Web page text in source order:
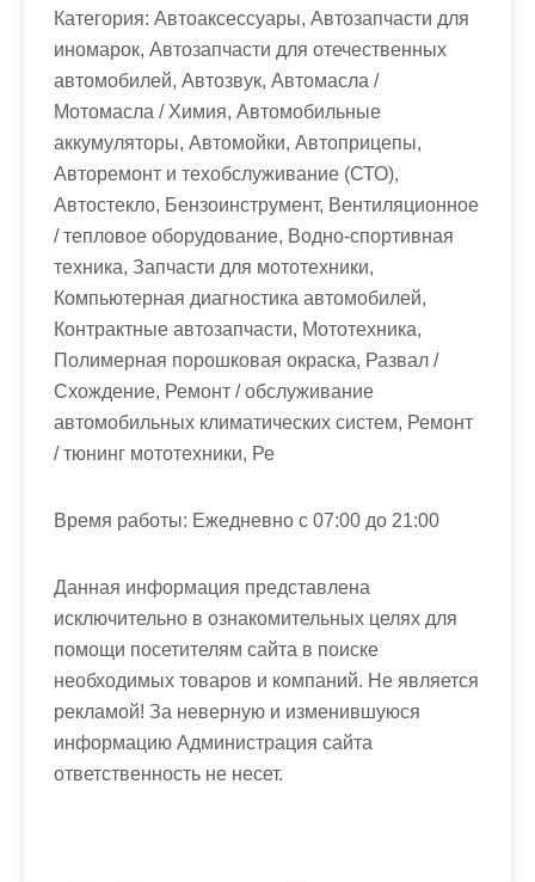
Категория: Автоаксессуары, Автозапчасти для
иномарок, Автозапчасти для отечественных
автомобилей, Автозвук, Автомасла /
Мотомасла / Химия, Автомобильные
аккумуляторы, Автомойки, Автоприцепы,
Авторемонт и техобслуживание (СТО),
Автостекло, Бензоинструмент, Вентиляционное
/ тепловое оборудование, Водно-спортивная
техника, Запчасти для мототехники,
Компьютерная диагностика автомобилей,
Контрактные автозапчасти, Мототехника,
Полимерная порошковая окраска, Развал /
Схождение, Ремонт / обслуживание
автомобильных климатических систем, Ремонт
/ тюнинг мототехники, Ре
Время работы: Ежедневно с 07:00 до 21:00
Данная информация представлена
исключительно в ознакомительных целях для
помощи посетителям сайта в поиске
необходимых товаров и компаний. Не является
рекламой! За неверную и изменившуюся
информацию Администрация сайта
ответственность не несет.